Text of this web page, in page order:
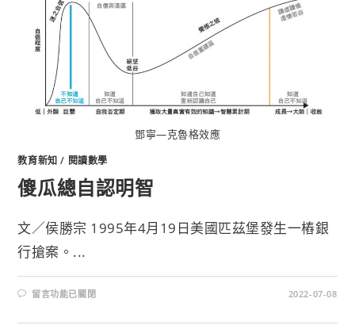
鄧寧—克魯格效應
教育新知 / 閱讀數學
傻瓜總自認明智
文／侯勝宗 1995年4月19日美國匹茲堡發生一樁銀
行搶案。...
留言功能已關閉 2022-07-08